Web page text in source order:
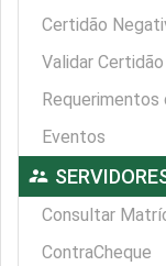
Certidão
Validar
Eventos
supervisor_account
Consultar
ContraCheque